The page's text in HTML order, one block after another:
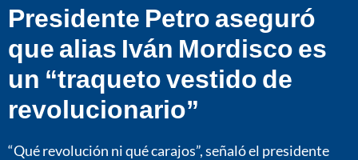
Presidente Petro aseguró
que alias Iván Mordisco es
un “traqueto vestido de
revolucionario”
“Qué revolución ni qué carajos”, señaló el presidente